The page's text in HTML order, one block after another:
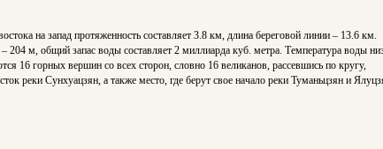
на запад протяженность составляет 3.8 км, длина береговой линии – 13.6 км.
м, общий запас воды составляет 2 миллиарда куб. метра. Температура воды
16 горных вершин со всех сторон, словно 16 великанов, рассевшись по кругу,
реки Сунхуацзян, а также место, где берут свое начало реки Туманьцзян и